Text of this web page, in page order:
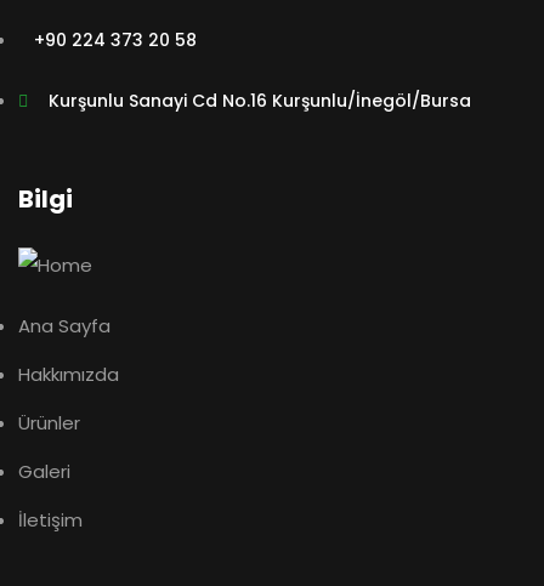
+90 224 373 20 58
Kurşunlu Sanayi Cd No.16 Kurşunlu/İnegöl/Bursa
Bilgi
Ana Sayfa
Hakkımızda
Ürünler
Galeri
İletişim